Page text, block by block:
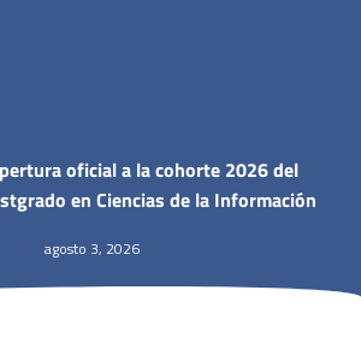
oficial a la cohorte 2026 del
en Ciencias de la Información
agosto 3, 2026